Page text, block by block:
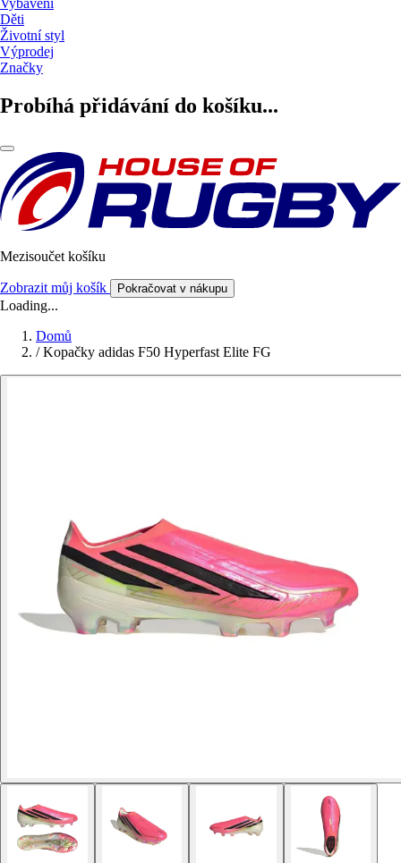
Vybavení
Děti
Životní styl
Výprodej
Značky
Probíhá přidávání do košíku...
Mezisoučet košíku
Zobrazit můj košík Pokračovat v nákupu
Loading...
Domů
/ Kopačky adidas F50 Hyperfast Elite FG